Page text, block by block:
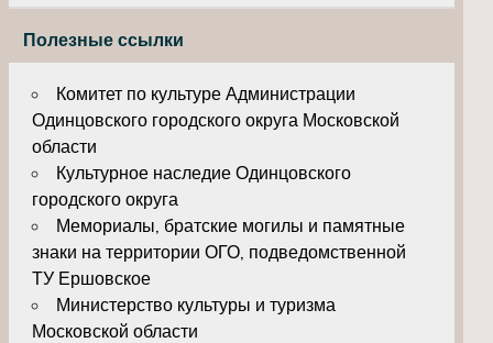
Полезные ссылки
Комитет по культуре Администрации
Одинцовского городского округа Московской
области
Культурное наследие Одинцовского
городского округа
Мемориалы, братские могилы и памятные
знаки на территории ОГО, подведомственной
ТУ Ершовское
Министерство культуры и туризма
Московской области